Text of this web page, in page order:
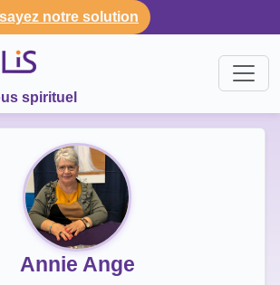
notre solution
spirituel
Annie Ange